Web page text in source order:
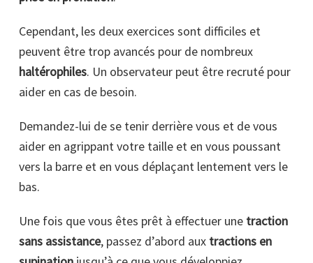
Cependant, les deux exercices sont difficiles et
peuvent être trop avancés pour de nombreux
haltérophiles. Un observateur peut être recruté pour
aider en cas de besoin.
Demandez-lui de se tenir derrière vous et de vous
aider en agrippant votre taille et en vous poussant
vers la barre et en vous déplaçant lentement vers le
bas.
Une fois que vous êtes prêt à effectuer une traction
sans assistance, passez d’abord aux tractions en